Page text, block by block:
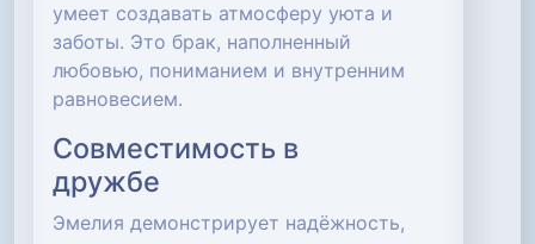
умеет создавать атмосферу уюта и
заботы. Это брак, наполненный
любовью, пониманием и внутренним
равновесием.
Совместимость в
дружбе
Эмелия демонстрирует надёжность,